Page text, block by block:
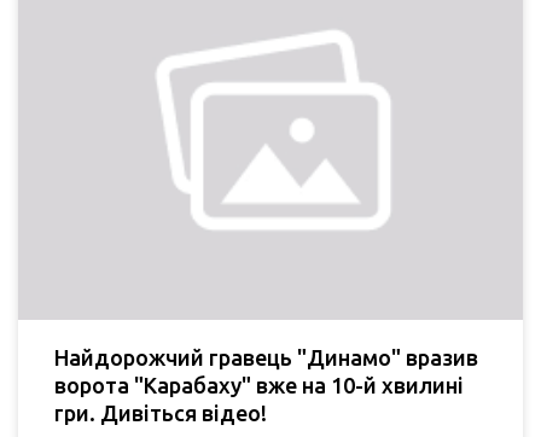
Найдорожчий гравець "Динамо" вразив
ворота "Карабаху" вже на 10-й хвилині
гри. Дивіться відео!